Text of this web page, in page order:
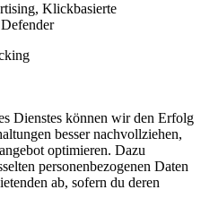
Klickbasierte
Dienstes können wir den Erfolg
besser nachvollziehen,
optimieren. Dazu
personenbezogenen Daten
ab, sofern du deren